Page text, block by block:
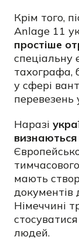
Крім того,
Anlage 11
простіше
спеціальну
тахографа,
у сфері
перевезень
Наразі
визнаються
мають
документів
Німеччині
людей.